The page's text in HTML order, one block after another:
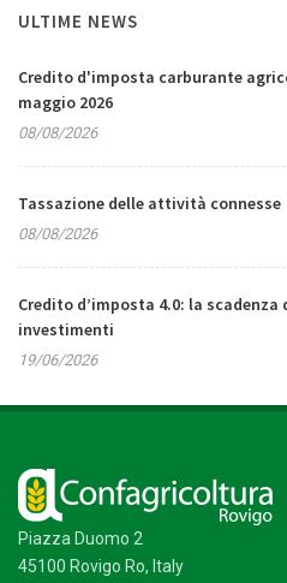
ULTIME NEWS
Credito d'imposta carburante
maggio 2026
08/08/2026
Tassazione delle attività connesse
08/08/2026
Credito d’imposta 4.0: la scadenza
investimenti
19/06/2026
Piazza Duomo 2
45100 Rovigo Ro, Italy